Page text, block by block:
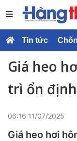
Tin tức
Giá heo
trì ổn
06:16 11/07/2025
Giá heo hơi